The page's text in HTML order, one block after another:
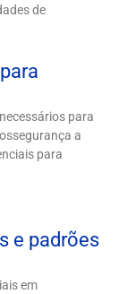
de
para
a
para
e padrões
em